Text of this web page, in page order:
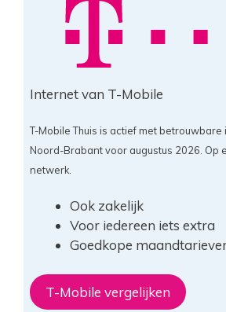
Internet van T-Mobile
T-Mobile Thuis is actief met
Noord-Brabant voor augustus 2026. Op
netwerk.
Ook zakelijk
Voor iedereen iets extra
Goedkope
T-Mobile vergelijken